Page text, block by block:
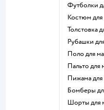
Футболки
Костюм
Толстовка
Рубашки
Поло для
Пальто
Пижама
Бомберы
Шорты